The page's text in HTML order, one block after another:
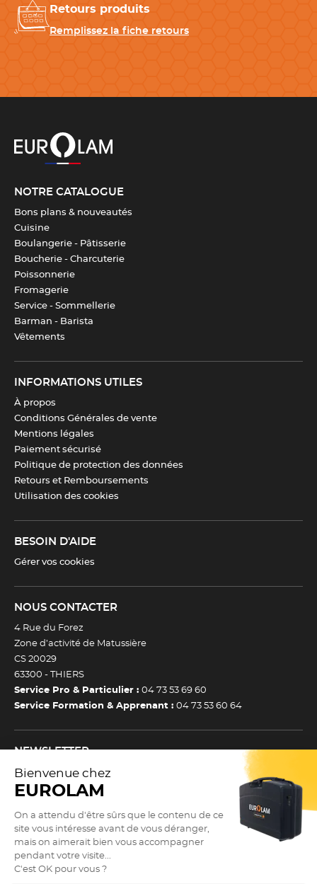
Diamètre 90 mm
Couleur(s)
Télécharger la fiche produit
Retours produits
Remplissez la fiche retours
NOTRE CATALOGUE
Bons plans & nouveautés
Cuisine
Boulangerie - Pâtisserie
Boucherie - Charcuterie
Poissonnerie
Fromagerie
Service - Sommellerie
Barman - Barista
Vêtements
INFORMATIONS UTILES
À propos
Conditions Générales de vente
Mentions légales
Paiement sécurisé
Politique de protection des données
Retours et Remboursements
Utilisation des cookies
BESOIN D'AIDE
Gérer vos cookies
NOUS CONTACTER
4 Rue du Forez
Zone d’activité de Matussière
CS 20029
63300 - THIERS
Service Pro & Particulier : 04 73 53 69 60
Service Formation & Apprenant : 04 73 53 60 64
NEWSLETTER
Inscrivez-vous à notre newsletter et recevez toutes nos
actualtiés et bons plans.
Je m’inscris à la newsletter
(Esc)
Newsletter
Adresse e-mail *